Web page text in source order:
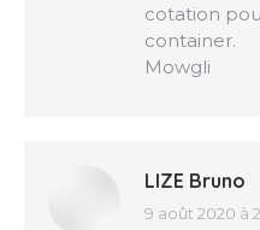
cotation
container.
Mowgli
LIZE Bruno
dit
9 août 2020 à